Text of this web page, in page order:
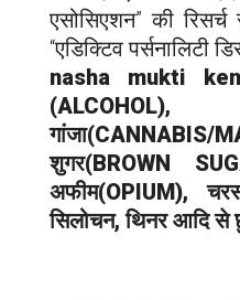
एसोसिएशन” की
“एडिक्टिव पर्सनालिटी
nasha mukti
(ALCOHOL),
गांजा(CANNABIS/
शुगर(BROWN
अफीम(OPIUM),
सिलोचन, थिनर आदि से